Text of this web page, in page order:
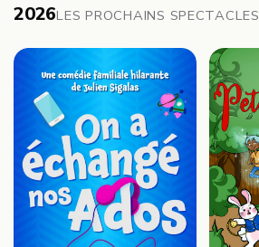
2026LES PROCHAINS SPECTACLES